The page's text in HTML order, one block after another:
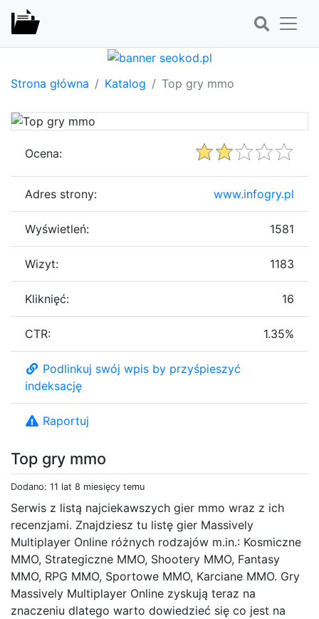
Strona główna Katalog Top gry mmo
Top gry mmo
Dodano: 11 lat 8 miesięcy temu
Serwis z listą najciekawszych gier mmo wraz z ich
recenzjami. Znajdziesz tu listę gier Massively
Multiplayer Online różnych rodzajów m.in.: Kosmiczne
MMO, Strategiczne MMO, Shootery MMO, Fantasy
MMO, RPG MMO, Sportowe MMO, Karciane MMO. Gry
Massively Multiplayer Online zyskują teraz na
znaczeniu dlatego warto dowiedzieć się co jest na
Ocena:
Adres strony: www.infogry.pl
Wyświetleń: 1581
Wizyt: 1183
Kliknięć: 16
CTR: 1.35%
Podlinkuj swój wpis by przyśpieszyć
indeksację
Raportuj